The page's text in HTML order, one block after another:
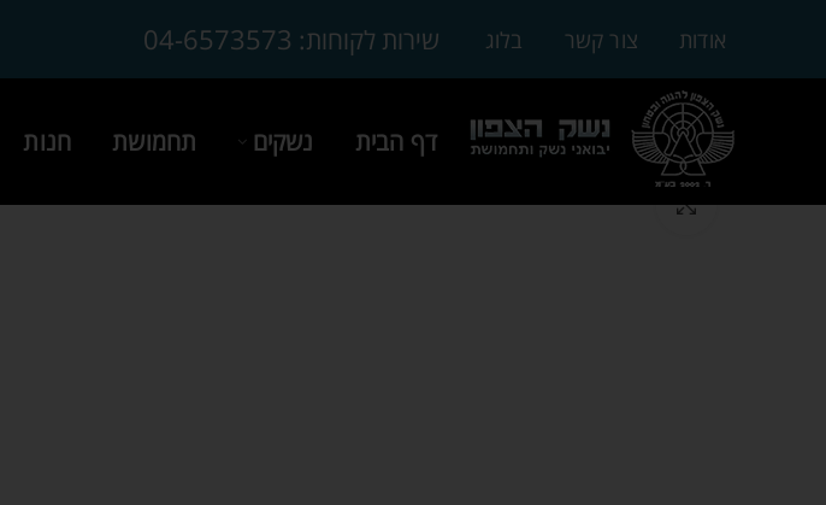
אודות צור קשר בלוג שירות לקוחות: 04-6573573
דף הבית נשקים תחמושת חנות
Click to enlarge